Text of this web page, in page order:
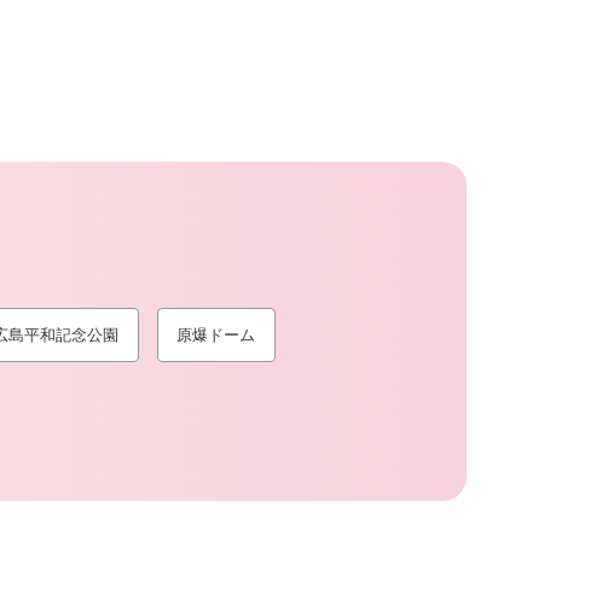
島平和記念公園 原爆ドーム